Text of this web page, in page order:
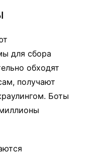
для сбора
обходят
получают
Боты